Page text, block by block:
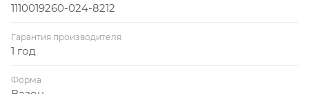
1110019260-024-8212
Гарантия производителя
1 год
Форма